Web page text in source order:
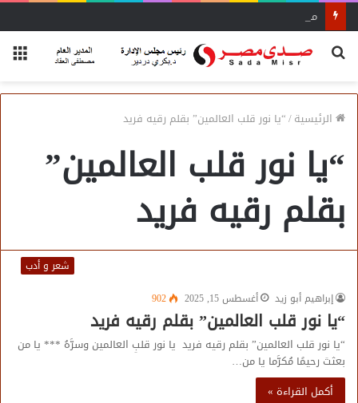
بحث
الرئيسية/“يا نور قلب العالمين” بقلم رقيه فريد
“يا نور قلب العالمين”
بقلم رقيه فريد
شعر و أدب
إبراهيم أبو زيد
أغسطس 15, 2025 902
“يا نور قلب العالمين” بقلم رقيه فريد
“يا نور قلب العالمين” بقلم رقيه فريد يا نور قلبِ العالمين وسرَّهُ *** يا من
بعثتَ رحيمًا مُكرَّما يا من…
أكمل القراءة »